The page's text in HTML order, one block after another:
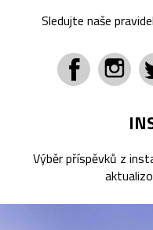
Sledujte naše
Výběr příspěvků z